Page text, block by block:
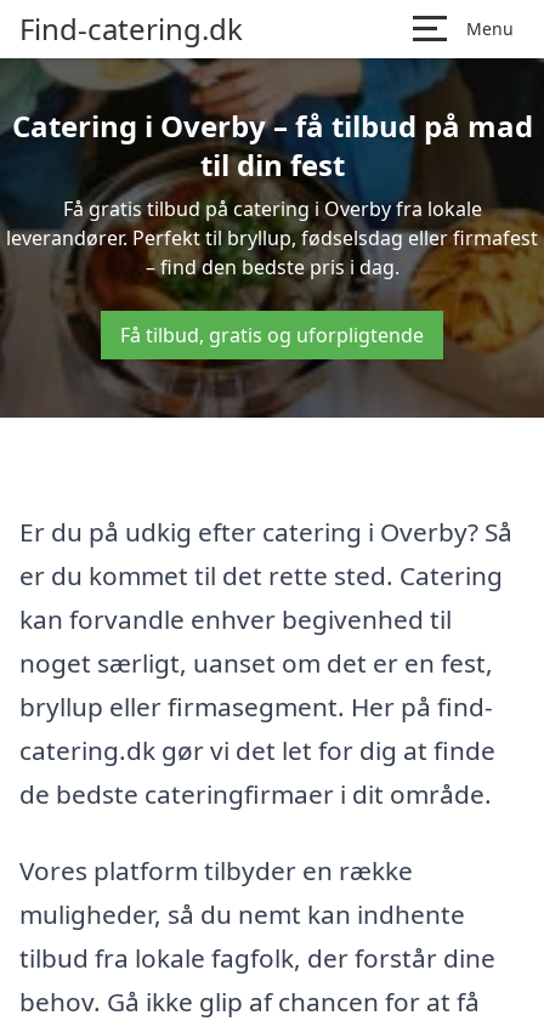
Find-catering.dk Menu
Catering i Overby – få tilbud på mad
til din fest
Få gratis tilbud på catering i Overby fra lokale
leverandører. Perfekt til bryllup, fødselsdag eller firmafest
– find den bedste pris i dag.
Få tilbud, gratis og uforpligtende
Er du på udkig efter catering i Overby? Så
er du kommet til det rette sted. Catering
kan forvandle enhver begivenhed til
noget særligt, uanset om det er en fest,
bryllup eller firmasegment. Her på find-
catering.dk gør vi det let for dig at finde
de bedste cateringfirmaer i dit område.
Vores platform tilbyder en række
muligheder, så du nemt kan indhente
tilbud fra lokale fagfolk, der forstår dine
behov. Gå ikke glip af chancen for at få